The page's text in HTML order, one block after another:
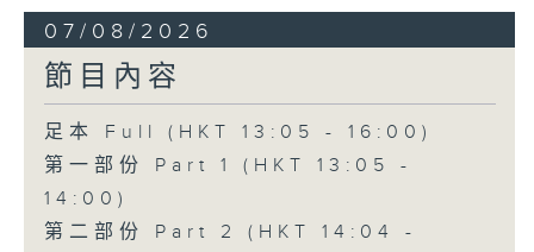
07/08/2026
節目內容
足本 Full (HKT 13:05 - 16:00)
第一部份 Part 1 (HKT 13:05 -
14:00)
第二部份 Part 2 (HKT 14:04 -